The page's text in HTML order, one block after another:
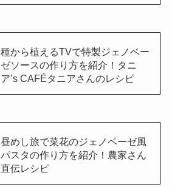
種から植えるTVで特製ジェノベー
ゼソースの作り方を紹介！タニ
ア’s CAFÉタニアさんのレシピ
昼めし旅で菜花のジェノベーゼ風
パスタの作り方を紹介！農家さん
直伝レシピ